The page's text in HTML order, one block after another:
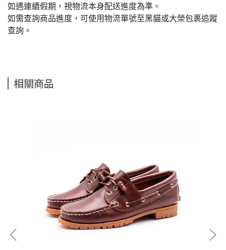
如遇連續假期，視物流本身配送進度為準。
如需查詢商品進度，可使用物流單號至黑貓或大榮包裹追蹤
查詢。
相關商品